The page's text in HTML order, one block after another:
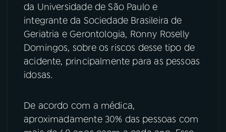
ACOMPANHE A RÁDIO NACIONAL
YouTube Facebook
Instagram X
da Universidade de São Paulo e
integrante da Sociedade Brasileira de
Geriatria e Gerontologia, Ronny Roselly
Domingos, sobre os riscos desse tipo de
acidente, principalmente para as pessoas
idosas.
De acordo com a médica,
aproximadamente 30% das pessoas com